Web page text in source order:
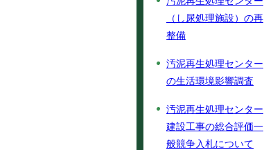
（し尿処理施設）の再
整備
汚泥再生処理センター
の生活環境影響調査
汚泥再生処理センター
建設工事の総合評価一
般競争入札について